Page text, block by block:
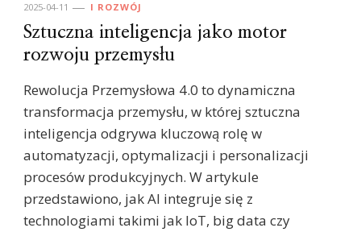
2025-04-11 I ROZWÓJ
Sztuczna inteligencja jako motor
rozwoju przemysłu
Rewolucja Przemysłowa 4.0 to dynamiczna
transformacja przemysłu, w której sztuczna
inteligencja odgrywa kluczową rolę w
automatyzacji, optymalizacji i personalizacji
procesów produkcyjnych. W artykule
przedstawiono, jak AI integruje się z
technologiami takimi jak IoT, big data czy